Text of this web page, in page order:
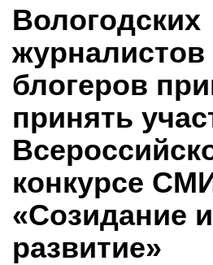
Вологодских
журналистов
блогеров
принять
конкурсе
«Созидание и
развитие»